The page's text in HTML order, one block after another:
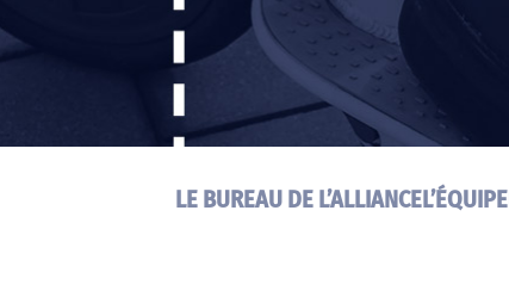
LE BUREAU DE L’ALLIANCEL’ÉQUIPE